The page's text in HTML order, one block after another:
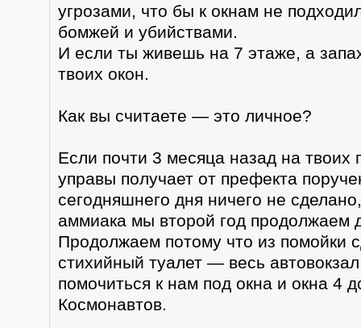
угрозами, что бы к окнам не
бомжей и убийствами.
И если ты живешь на 7 этаже, а
твоих окон.
Как вы считаете — это личное?
Если почти 3 месяца назад на твоих
управы получает от префекта
сегодняшнего дня ничего не
аммиака мы второй год продолжаем
Продолжаем потому что из помойки
стихийный туалет — весь
помочиться к нам под окна и окна 4
Космонавтов.